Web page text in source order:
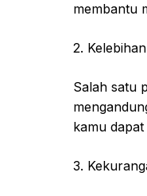
membantu
2.
Salah satu
kamu
3.